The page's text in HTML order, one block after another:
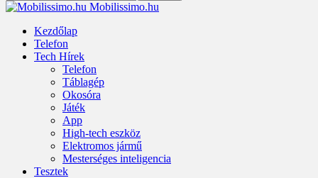
Mobilissimo.hu
Kezdőlap
Telefon
Tech Hírek
Telefon
Táblagép
Okosóra
Játék
App
High-tech eszköz
Elektromos jármű
Mesterséges inteligencia
Tesztek